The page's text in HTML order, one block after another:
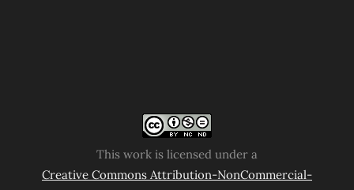
This work is licensed under a
Creative Commons Attribution-NonCommercial-